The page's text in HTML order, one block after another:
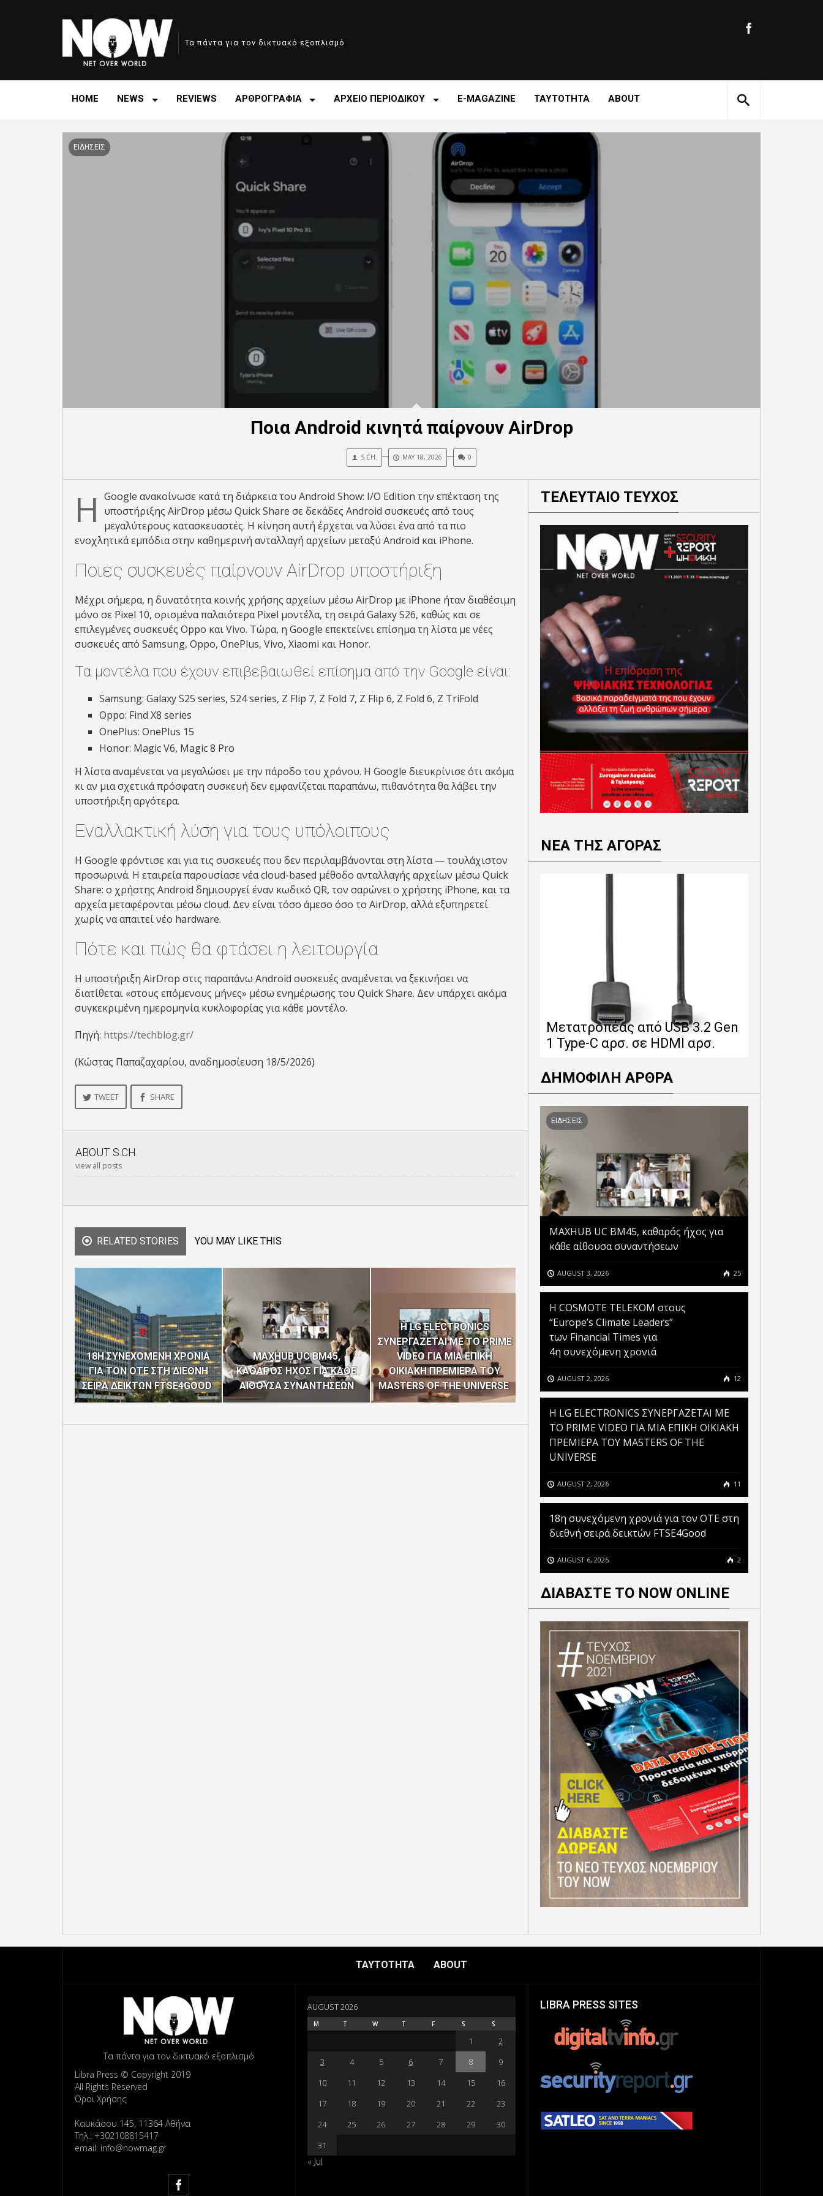
Τα πάντα για τον δικτυακό εξοπλισμό
HOME NEWS REVIEWS ΑΡΘΡΟΓΡΑΦΙΑ ΑΡΧΕΙΟ ΠΕΡΙΟΔΙΚΟΥ E-MAGAZINE ΤΑΥΤΟΤΗΤΑ ABOUT
ΕΙΔΗΣΕΙΣ
Ποια Android κινητά παίρνουν AirDrop
S.CH. MAY 18, 2026 0
Η Google ανακοίνωσε κατά τη διάρκεια του Android Show: I/O Edition την επέκταση της
υποστήριξης AirDrop μέσω Quick Share σε δεκάδες Android συσκευές από τους
μεγαλύτερους κατασκευαστές. Η κίνηση αυτή έρχεται να λύσει ένα από τα πιο
ενοχλητικά εμπόδια στην καθημερινή ανταλλαγή αρχείων μεταξύ Android και iPhone.
Ποιες συσκευές παίρνουν AirDrop υποστήριξη
Μέχρι σήμερα, η δυνατότητα κοινής χρήσης αρχείων μέσω AirDrop με iPhone ήταν διαθέσιμη
μόνο σε Pixel 10, ορισμένα παλαιότερα Pixel μοντέλα, τη σειρά Galaxy S26, καθώς και σε
επιλεγμένες συσκευές Oppo και Vivo. Τώρα, η Google επεκτείνει επίσημα τη λίστα με νέες
συσκευές από Samsung, Oppo, OnePlus, Vivo, Xiaomi και Honor.
Τα μοντέλα που έχουν επιβεβαιωθεί επίσημα από την Google είναι:
Samsung: Galaxy S25 series, S24 series, Z Flip 7, Z Fold 7, Z Flip 6, Z Fold 6, Z TriFold
Oppo: Find X8 series
OnePlus: OnePlus 15
Honor: Magic V6, Magic 8 Pro
Η λίστα αναμένεται να μεγαλώσει με την πάροδο του χρόνου. Η Google διευκρίνισε ότι ακόμα
κι αν μια σχετικά πρόσφατη συσκευή δεν εμφανίζεται παραπάνω, πιθανότητα θα λάβει την
υποστήριξη αργότερα.
Εναλλακτική λύση για τους υπόλοιπους
Η Google φρόντισε και για τις συσκευές που δεν περιλαμβάνονται στη λίστα — τουλάχιστον
προσωρινά. Η εταιρεία παρουσίασε νέα cloud-based μέθοδο ανταλλαγής αρχείων μέσω Quick
Share: ο χρήστης Android δημιουργεί έναν κωδικό QR, τον σαρώνει ο χρήστης iPhone, και τα
αρχεία μεταφέρονται μέσω cloud. Δεν είναι τόσο άμεσο όσο το AirDrop, αλλά εξυπηρετεί
χωρίς να απαιτεί νέο hardware.
Πότε και πώς θα φτάσει η λειτουργία
Η υποστήριξη AirDrop στις παραπάνω Android συσκευές αναμένεται να ξεκινήσει να
διατίθεται «στους επόμενους μήνες» μέσω ενημέρωσης του Quick Share. Δεν υπάρχει ακόμα
συγκεκριμένη ημερομηνία κυκλοφορίας για κάθε μοντέλο.
Πηγή: https://techblog.gr/
(Κώστας Παπαζαχαρίου, αναδημοσίευση 18/5/2026)
TWEET SHARE
ABOUT S.CH.
view all posts
RELATED STORIES YOU MAY LIKE THIS
18Η ΣΥΝΕΧΟΜΕΝΗ ΧΡΟΝΙΑ
ΓΙΑ ΤΟΝ ΟΤΕ ΣΤΗ ΔΙΕΘΝΗ
ΣΕΙΡΑ ΔΕΙΚΤΩΝ FTSE4GOOD
MAXHUB UC BM45,
ΚΑΘΑΡΟΣ ΗΧΟΣ ΓΙΑ ΚΑΘΕ
ΑΙΘΟΥΣΑ ΣΥΝΑΝΤΗΣΕΩΝ
H LG ELECTRONICS
ΣΥΝΕΡΓΑΖΕΤΑΙ ΜΕ ΤΟ PRIME
VIDEO ΓΙΑ ΜΙΑ ΕΠΙΚΗ
ΟΙΚΙΑΚΗ ΠΡΕΜΙΕΡΑ ΤΟΥ
MASTERS OF THE UNIVERSE
Η COSMOTE TELEKOM ΣΤΟΥΣ
“EUROPE’S CLIMATE LEADERS”
4Η ΣΥΝΕΧΟΜΕΝΗ ΧΡΟΝΙΑ
MESSENGER ΘΕΤΟΥΝ ΣΕ
ΚΑΙ ΕΠΙΧΕΙΡΗΣΕΩΝ
ΤΕΛΕΥΤΑΙΟ ΤΕΥΧΟΣ
ΝΕΑ ΤΗΣ ΑΓΟΡΑΣ
Μετατροπέας από USB 3.2 Gen
1 Type-C αρσ. σε HDMI αρσ.
ΔΗΜΟΦΙΛΗ ΑΡΘΡΑ
ΕΙΔΗΣΕΙΣ
MAXHUB UC BM45, καθαρός ήχος για
κάθε αίθουσα συναντήσεων
AUGUST 3, 2026 25
Η COSMOTE TELEKOM στους
“Europe’s Climate Leaders”
των Financial Times για
4η συνεχόμενη χρονιά
AUGUST 2, 2026 12
H LG ELECTRONICS ΣΥΝΕΡΓΑΖΕΤΑΙ ΜΕ
ΤΟ PRIME VIDEO ΓΙΑ ΜΙΑ ΕΠΙΚΗ ΟΙΚΙΑΚΗ
ΠΡΕΜΙΕΡΑ ΤΟΥ MASTERS OF THE
UNIVERSE
AUGUST 2, 2026 11
18η συνεχόμενη χρονιά για τον ΟΤΕ στη
διεθνή σειρά δεικτών FTSE4Good
AUGUST 6, 2026 2
ΔΙΑΒΑΣΤΕ ΤΟ NOW ONLINE
ΤΑΥΤΟΤΗΤΑ ABOUT
Τα πάντα για τον δικτυακό εξοπλισμό
Libra Press © Copyright 2019
All Rights Reserved
Όροι Χρήσης
Καυκάσου 145, 11364 Αθήνα
Τηλ.: +302108815417
email: info@nowmag.gr
AUGUST 2026
M T W T F S S
1
2
3
4 5 6 7 8
9
10
11 12 13 14 15
16
17
18 19 20 21 22
23
24
25 26 27 28 29
30
31
« Jul
LIBRA PRESS SITES